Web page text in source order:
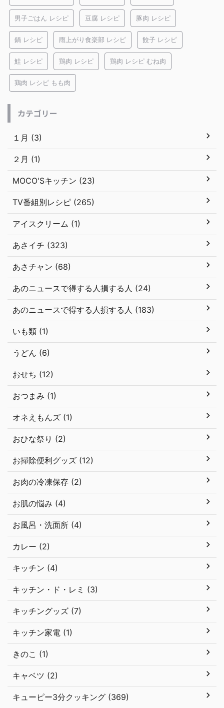
男子ごはん レシピ 豆腐 レシピ 豚肉 レシピ
鍋 レシピ 雨上がり食楽部 レシピ 餃子 レシピ
鮭 レシピ 鶏肉 レシピ 鶏肉 レシピ むね肉
鶏肉 レシピ もも肉
カテゴリー
１月 (3)
２月 (1)
MOCO'Sキッチン (23)
TV番組別レシピ (265)
アイスクリーム (1)
あさイチ (323)
あさチャン (68)
あのニュースで得する人損する人 (24)
あのニュースで得する人損する人 (183)
いも類 (1)
うどん (6)
おせち (12)
おつまみ (1)
オネえもんズ (1)
おひな祭り (2)
お掃除便利グッズ (12)
お肉の冷凍保存 (2)
お肌の悩み (4)
お風呂・洗面所 (4)
カレー (2)
キッチン (4)
キッチン・ド・レミ (3)
キッチングッズ (7)
キッチン家電 (1)
きのこ (1)
キャベツ (2)
キューピー3分クッキング (369)